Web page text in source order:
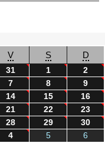
V S D
31 1
2
7 8
9
14 15
16
21 22
23
28 29
30
4 5 6